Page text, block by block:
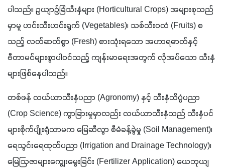
ပါသည်။ ဥယျာဉ်ခြံသီးနှံများ (Horticultural Crops) အများစုသည်
မှာမူ ဟင်းသီးဟင်းရွက် (Vegetables)၊ သစ်သီးဝလံ (Fruits) စ
သည့် လတ်ဆတ်စွာ (Fresh) စားသုံးရသော အဟာရဓာတ်နှင့်
ဗီတာမင်များစွာပါဝင်သည့် ကျန်းမာရေးအတွက် လိုအပ်သော သီးနှံ
များဖြစ်နေပါသည်။
တစ်ဖန် လယ်ယာသီးနှံပညာ (Agronomy) နှင့် သီးနှံသိပ္ပံပညာ
(Crop Science) ကွာခြားမှုမှာလည်း လယ်ယာသီးနှံသည် သီးနှံပင်
များစိုက်ပျိုးရုံသာမက မြေဆီလွာ စီမံခန့်ခွဲမှု (Soil Management)၊
ရေသွင်းရေထုတ်ပညာ (Irrigation and Drainage Technology)၊
မြေဩဇာများကျွေးမွေးခြင်း (Fertilizer Application) ယေဘုယျ